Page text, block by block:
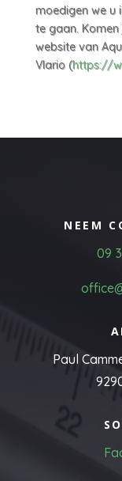
moedigen we u
te gaan.
website van
Vlario (https://
NEEM
09
Paul